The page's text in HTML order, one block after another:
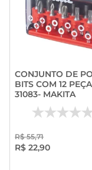
CONJUNTO DE
BITS COM 12
31083- MAKITA
R$ 55,71
R$ 22,90